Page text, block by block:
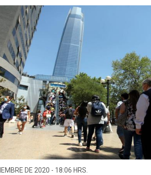
DE 2020 - 18:06 HRS.